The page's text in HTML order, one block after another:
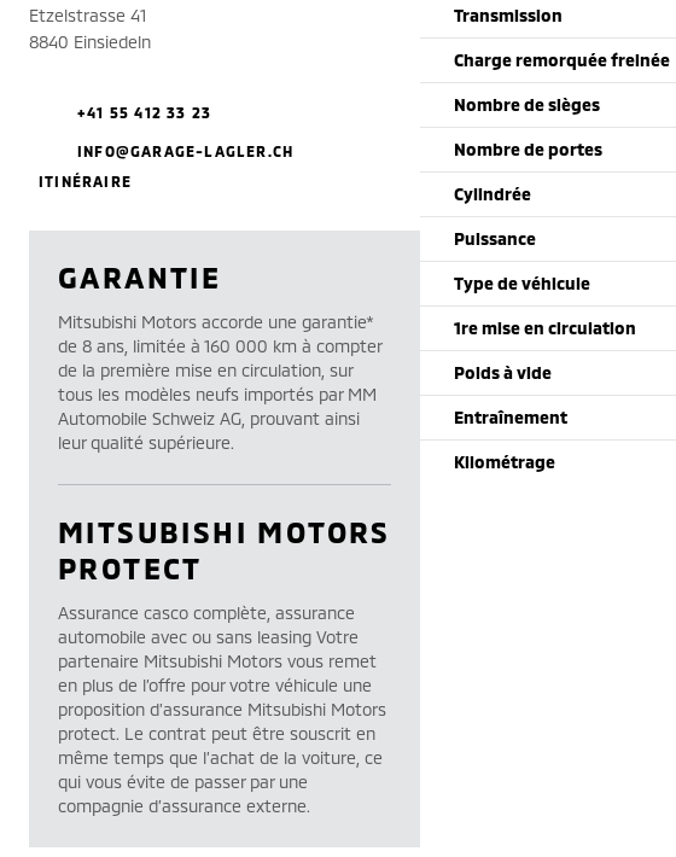
Transmission
Charge remorquée freinée
Nombre de sièges
Nombre de portes
Cylindrée
Puissance
Type de véhicule
1re mise en circulation
Poids à vide
Entraînement
Kilométrage
Etzelstrasse 41
8840 Einsiedeln
+41 55 412 33 23
INFO@GARAGE-LAGLER.CH
ITINÉRAIRE
GARANTIE
Mitsubishi Motors accorde une garantie*
de 8 ans, limitée à 160 000 km à compter
de la première mise en circulation, sur
tous les modèles neufs importés par MM
Automobile Schweiz AG, prouvant ainsi
leur qualité supérieure.
MITSUBISHI MOTORS
PROTECT
Assurance casco complète, assurance
automobile avec ou sans leasing Votre
partenaire Mitsubishi Motors vous remet
en plus de l’offre pour votre véhicule une
proposition d’assurance Mitsubishi Motors
protect. Le contrat peut être souscrit en
même temps que l’achat de la voiture, ce
qui vous évite de passer par une
compagnie d’assurance externe.